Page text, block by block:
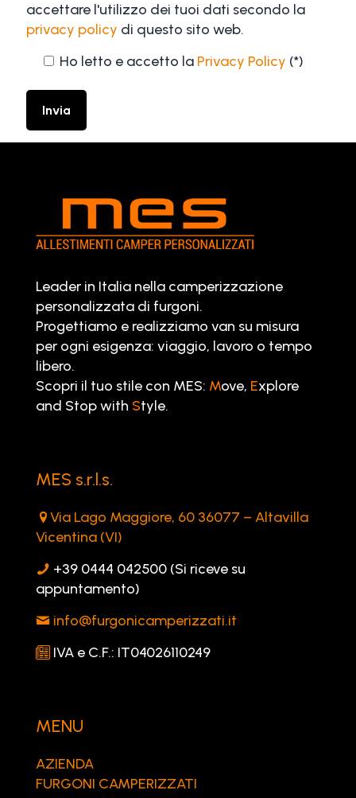
accettare l'utilizzo dei tuoi dati secondo la
privacy policy di questo sito web.
Ho letto e accetto la Privacy Policy (*)
Leader in Italia nella camperizzazione
personalizzata di furgoni.
Progettiamo e realizziamo van su misura
per ogni esigenza: viaggio, lavoro o tempo
libero.
Scopri il tuo stile con MES: Move, Explore
and Stop with Style.
MES s.r.l.s.
Via Lago Maggiore, 60 36077 – Altavilla
Vicentina (VI)
+39 0444 042500 (Si riceve su
appuntamento)
info@furgonicamperizzati.it
IVA e C.F.: IT04026110249
MENU
AZIENDA
FURGONI CAMPERIZZATI